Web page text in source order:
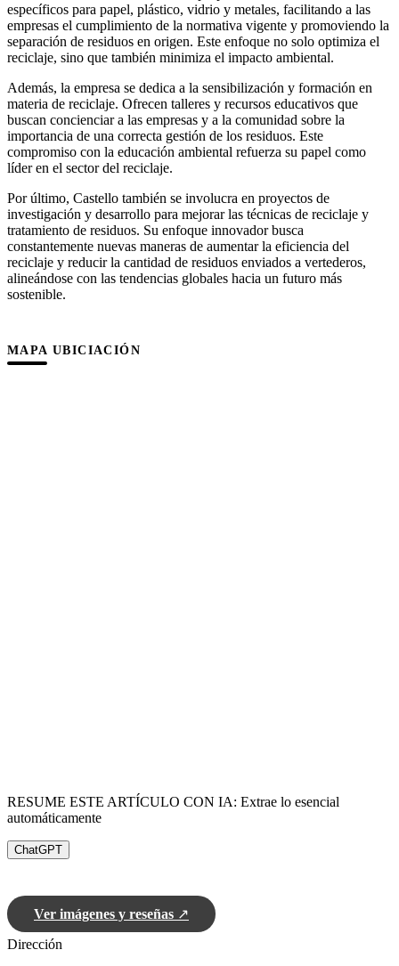
específicos para papel, plástico, vidrio y metales, facilitando a las
empresas el cumplimiento de la normativa vigente y promoviendo la
separación de residuos en origen. Este enfoque no solo optimiza el
reciclaje, sino que también minimiza el impacto ambiental.
Además, la empresa se dedica a la sensibilización y formación en
materia de reciclaje. Ofrecen talleres y recursos educativos que
buscan concienciar a las empresas y a la comunidad sobre la
importancia de una correcta gestión de los residuos. Este
compromiso con la educación ambiental refuerza su papel como
líder en el sector del reciclaje.
Por último, Castello también se involucra en proyectos de
investigación y desarrollo para mejorar las técnicas de reciclaje y
tratamiento de residuos. Su enfoque innovador busca
constantemente nuevas maneras de aumentar la eficiencia del
reciclaje y reducir la cantidad de residuos enviados a vertederos,
alineándose con las tendencias globales hacia un futuro más
sostenible.
MAPA UBICIACIÓN
RESUME ESTE ARTÍCULO CON IA: Extrae lo esencial
automáticamente
ChatGPT
Ver imágenes y reseñas ↗
Dirección